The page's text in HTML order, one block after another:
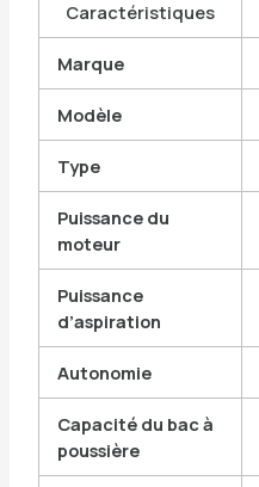
Caractéristiques
Marque
Modèle
Type
Puissance du
moteur
Puissance
d’aspiration
Autonomie
Capacité du bac à
poussière